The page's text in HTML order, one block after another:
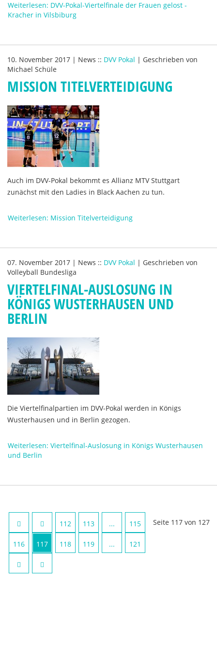
Weiterlesen: DVV-Pokal-Viertelfinale der Frauen gelost -
Kracher in Vilsbiburg
10. November 2017 | News :: DVV Pokal | Geschrieben von
Michael Schüle
MISSION TITELVERTEIDIGUNG
Auch im DVV-Pokal bekommt es Allianz MTV Stuttgart
zunächst mit den Ladies in Black Aachen zu tun.
Weiterlesen: Mission Titelverteidigung
07. November 2017 | News :: DVV Pokal | Geschrieben von
Volleyball Bundesliga
VIERTELFINAL-AUSLOSUNG IN
KÖNIGS WUSTERHAUSEN UND
BERLIN
Die Viertelfinalpartien im DVV-Pokal werden in Königs
Wusterhausen und in Berlin gezogen.
Weiterlesen: Viertelfinal-Auslosung in Königs Wusterhausen
und Berlin
Seite 117 von 127
112 113 ... 115
116 117 118 119 ... 121